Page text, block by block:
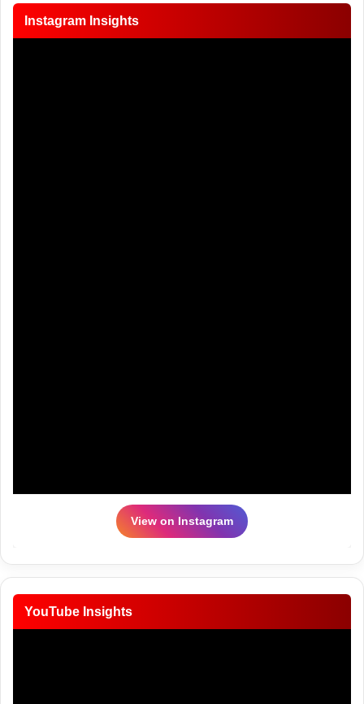
Instagram Insights
View on Instagram
YouTube Insights